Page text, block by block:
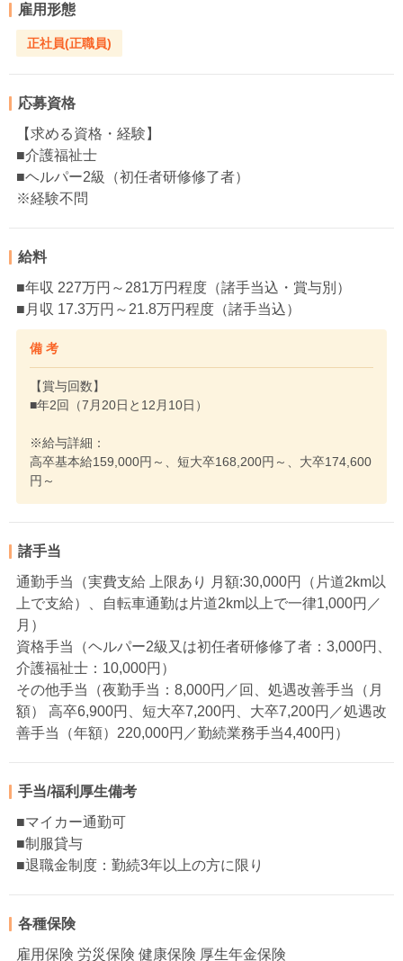
雇用形態
正社員(正職員)
応募資格
【求める資格・経験】
■介護福祉士
■ヘルパー2級（初任者研修修了者）
※経験不問
給料
■年収 227万円～281万円程度（諸手当込・賞与別）
■月収 17.3万円～21.8万円程度（諸手当込）
備 考
【賞与回数】
■年2回（7月20日と12月10日）
※給与詳細：
高卒基本給159,000円～、短大卒168,200円～、大卒174,600
円～
諸手当
通勤手当（実費支給 上限あり 月額:30,000円（片道2km以
上で支給）、自転車通勤は片道2km以上で一律1,000円／
月）
資格手当（ヘルパー2級又は初任者研修修了者：3,000円、
介護福祉士：10,000円）
その他手当（夜勤手当：8,000円／回、処遇改善手当（月
額） 高卒6,900円、短大卒7,200円、大卒7,200円／処遇改
善手当（年額）220,000円／勤続業務手当4,400円）
手当/福利厚生備考
■マイカー通勤可
■制服貸与
■退職金制度：勤続3年以上の方に限り
各種保険
雇用保険 労災保険 健康保険 厚生年金保険